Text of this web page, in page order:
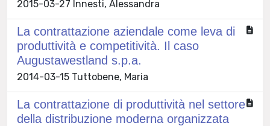
2015-03-27 Innesti, Alessandra
La contrattazione aziendale come leva di
produttività e competitività. Il caso
Augustawestland s.p.a.
2014-03-15 Tuttobene, Maria
La contrattazione di produttività nel settore
della distribuzione moderna organizzata